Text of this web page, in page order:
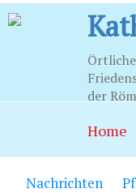
der
Home
Nachrichten